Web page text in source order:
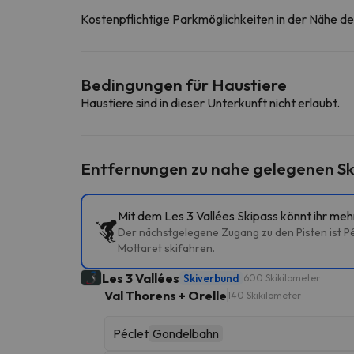
Kostenpflichtige Parkmöglichkeiten in der Nähe
Bedingungen für Haustiere
Haustiere sind in dieser Unterkunft nicht erlaubt.
Entfernungen zu nahe gelegenen
Mit dem Les 3 Vallées Skipass könnt ihr
Der nächstgelegene Zugang zu den Pisten ist
Mottaret skifahren.
Les 3 Vallées Skiverbund 600 Skikilometer
Val Thorens + Orelle140 Skikilometer
Péclet Gondelbahn